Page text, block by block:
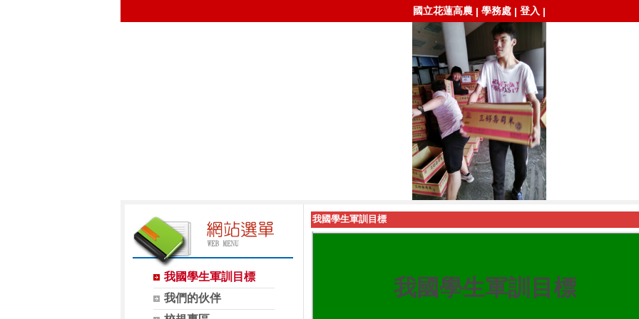
國立花蓮高農 | 學務處 | 登入 |
我國學生軍訓目標
我們的伙伴
我國學生軍訓目標
我國學生軍訓目標